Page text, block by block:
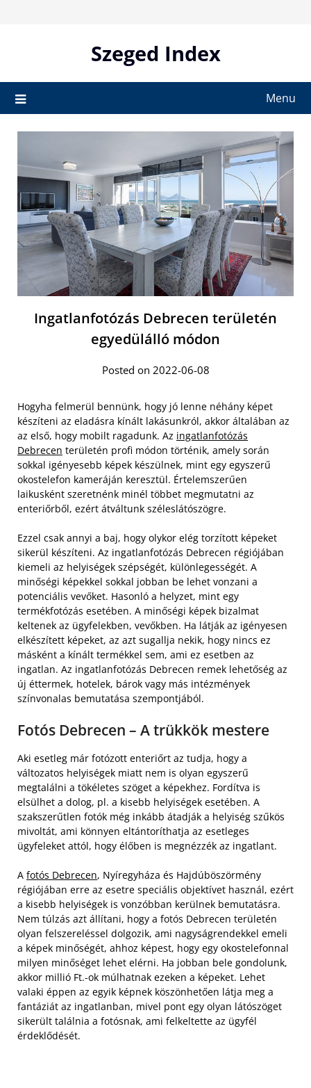
Szeged Index
Menu
Ingatlanfotózás Debrecen területén
egyedülálló módon
Posted on 2022-06-08
Hogyha felmerül bennünk, hogy jó lenne néhány képet
készíteni az eladásra kínált lakásunkról, akkor általában az
az első, hogy mobilt ragadunk. Az ingatlanfotózás
Debrecen területén profi módon történik, amely során
sokkal igényesebb képek készülnek, mint egy egyszerű
okostelefon kameráján keresztül. Értelemszerűen
laikusként szeretnénk minél többet megmutatni az
enteriőrből, ezért átváltunk széleslátószögre.
Ezzel csak annyi a baj, hogy olykor elég torzított képeket
sikerül készíteni. Az ingatlanfotózás Debrecen régiójában
kiemeli az helyiségek szépségét, különlegességét. A
minőségi képekkel sokkal jobban be lehet vonzani a
potenciális vevőket. Hasonló a helyzet, mint egy
termékfotózás esetében. A minőségi képek bizalmat
keltenek az ügyfelekben, vevőkben. Ha látják az igényesen
elkészített képeket, az azt sugallja nekik, hogy nincs ez
másként a kínált termékkel sem, ami ez esetben az
ingatlan. Az ingatlanfotózás Debrecen remek lehetőség az
új éttermek, hotelek, bárok vagy más intézmények
színvonalas bemutatása szempontjából.
Fotós Debrecen – A trükkök mestere
Aki esetleg már fotózott enteriőrt az tudja, hogy a
változatos helyiségek miatt nem is olyan egyszerű
megtalálni a tökéletes szöget a képekhez. Fordítva is
elsülhet a dolog, pl. a kisebb helyiségek esetében. A
szakszerűtlen fotók még inkább átadják a helyiség szűkös
mivoltát, ami könnyen eltántoríthatja az esetleges
ügyfeleket attól, hogy élőben is megnézzék az ingatlant.
A fotós Debrecen, Nyíregyháza és Hajdúböszörmény
régiójában erre az esetre speciális objektívet használ, ezért
a kisebb helyiségek is vonzóbban kerülnek bemutatásra.
Nem túlzás azt állítani, hogy a fotós Debrecen területén
olyan felszereléssel dolgozik, ami nagyságrendekkel emeli
a képek minőségét, ahhoz képest, hogy egy okostelefonnal
milyen minőséget lehet elérni. Ha jobban bele gondolunk,
akkor millió Ft.-ok múlhatnak ezeken a képeket. Lehet
valaki éppen az egyik képnek köszönhetően látja meg a
fantáziát az ingatlanban, mivel pont egy olyan látószöget
sikerült találnia a fotósnak, ami felkeltette az ügyfél
érdeklődését.